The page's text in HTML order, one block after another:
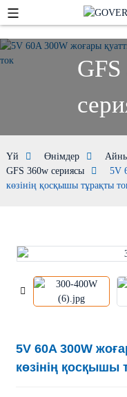
Үй Өнімдер
GFS 360w сериясы
5V
көзінің қосқышы тұрақты
5V 60A 300W
көзінің қосқышы